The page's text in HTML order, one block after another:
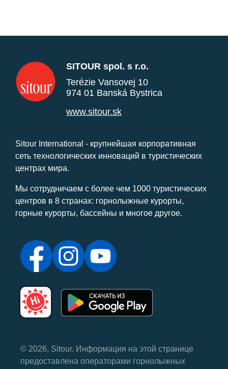
SITOUR spol. s r.o.
Terézie Vansovej 10
974 01 Banská Bystrica
www.sitour.sk
Sitour International - крупнейшая корпоративная
сеть технологических инноваций в туристических
центрах мира.
Мы сотрудничаем с более чем 1000 туристических
центров в 8 странах: горнолыжные курорты,
горные курорты, бассейны и многое другое.
© 2026, Sitour. Информация на этой странице
предоставлена ​​операторами горнолыжных